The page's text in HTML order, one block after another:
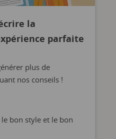
la
parfaite
plus de
nos conseils !
bon style et le bon